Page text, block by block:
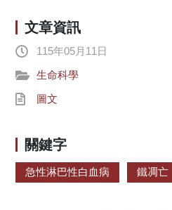
文章資訊
115年05月11日
生命科學
圖文
關鍵字
急性淋巴性白血病 鐵凋亡